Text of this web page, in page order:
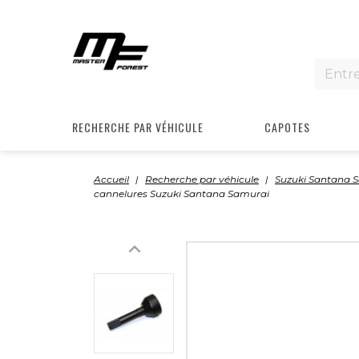
RECHERCHE PAR VÉHICULE CAPOTES
Accueil Recherche par véhicule
Suzuki Santana
cannelures Suzuki Santana Samurai
